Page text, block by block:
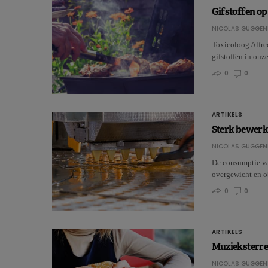
Gifstoffen
NICOLAS
Toxicoloog
gifstoffen in
0
0
ARTIKELS
Sterk
NICOLAS
De consumptie
overgewicht en
0
0
ARTIKELS
NICOLAS